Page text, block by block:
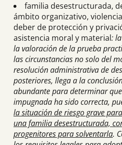
familia desestructurada,
ámbito organizativo,
deber de protección y
asistencia moral y material:
la valoración de la prueba
las circunstancias no solo del
resolución administrativa de
posteriores, llega a la
abundante para determinar
impugnada ha sido correcta,
la situación de riesgo grave
una familia desestructurada,
progenitores para solventarla.